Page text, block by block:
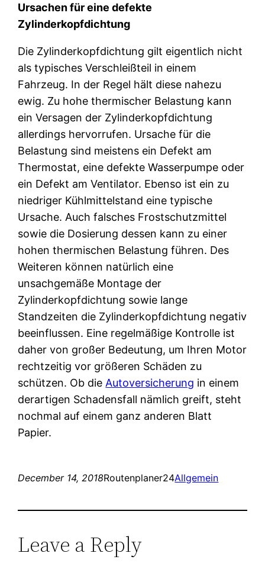
Ursachen für eine defekte
Zylinderkopfdichtung
Die Zylinderkopfdichtung gilt eigentlich nicht
als typisches Verschleißteil in einem
Fahrzeug. In der Regel hält diese nahezu
ewig. Zu hohe thermischer Belastung kann
ein Versagen der Zylinderkopfdichtung
allerdings hervorrufen. Ursache für die
Belastung sind meistens ein Defekt am
Thermostat, eine defekte Wasserpumpe oder
ein Defekt am Ventilator. Ebenso ist ein zu
niedriger Kühlmittelstand eine typische
Ursache. Auch falsches Frostschutzmittel
sowie die Dosierung dessen kann zu einer
hohen thermischen Belastung führen. Des
Weiteren können natürlich eine
unsachgemäße Montage der
Zylinderkopfdichtung sowie lange
Standzeiten die Zylinderkopfdichtung negativ
beeinflussen. Eine regelmäßige Kontrolle ist
daher von großer Bedeutung, um Ihren Motor
rechtzeitig vor größeren Schäden zu
schützen. Ob die Autoversicherung in einem
derartigen Schadensfall nämlich greift, steht
nochmal auf einem ganz anderen Blatt
Papier.
December 14, 2018Routenplaner24Allgemein
Leave a Reply